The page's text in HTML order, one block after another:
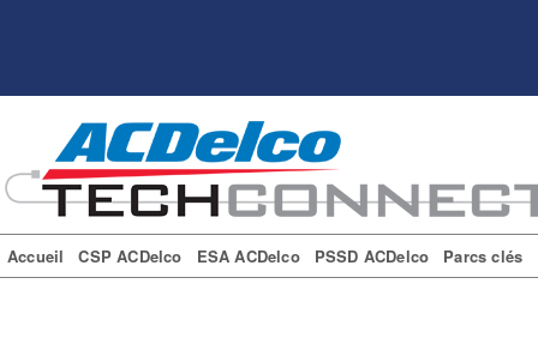
Accueil CSP ACDelco ESA ACDelco PSSD ACDelco Parcs clés